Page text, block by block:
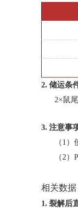
2. 储运条
2×鼠
3. 注意事
（1
（2
相关数据
1. 裂解后